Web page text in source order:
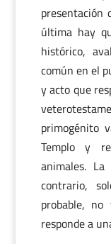
presentación
última hay
histórico,
común en el
y acto que
primogénito
Templo y
animales.
contrario,
probable,
responde a